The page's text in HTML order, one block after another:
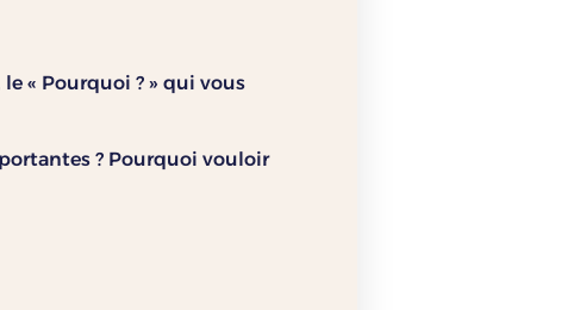
« Pourquoi ? » qui vous
? Pourquoi vouloir